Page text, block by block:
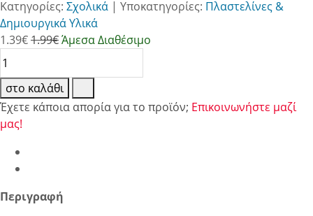
Κατηγορίες: Σχολικά | Υποκατηγορίες: Πλαστελίνες &
Δημιουργικά Υλικά
1.39€1.99€Άμεσα Διαθέσιμο
στο καλάθι
Έχετε κάποια απορία για το προϊόν; Επικοινωνήστε μαζί
μας!
Περιγραφή